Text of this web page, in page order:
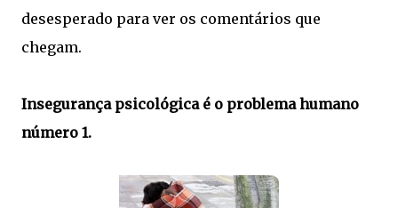
desesperado para ver os comentários que
chegam.
Insegurança psicológica é o problema humano
número 1.